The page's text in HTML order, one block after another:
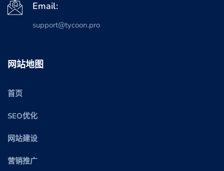
Email:
support@tycoon.pro
网站地图
首页
SEO优化
网站建设
营销推广